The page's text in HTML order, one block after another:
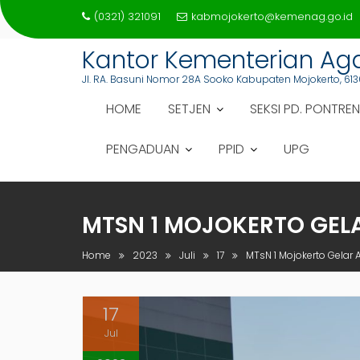
Skip
to
(0321) 321091 kabmojokerto@kemenag.go.id
Kantor Kementerian
Jl. RA. Basuni Nomor 28A Sooko Kabupaten Mojokerto,
HOME SETJEN SEKSI PD. PONTREN
PENGADUAN PPID UPG
MTSN 1 MOJOKERTO
Home 2023 Juli 17 MTsN 1 Mojokerto
17
Jul